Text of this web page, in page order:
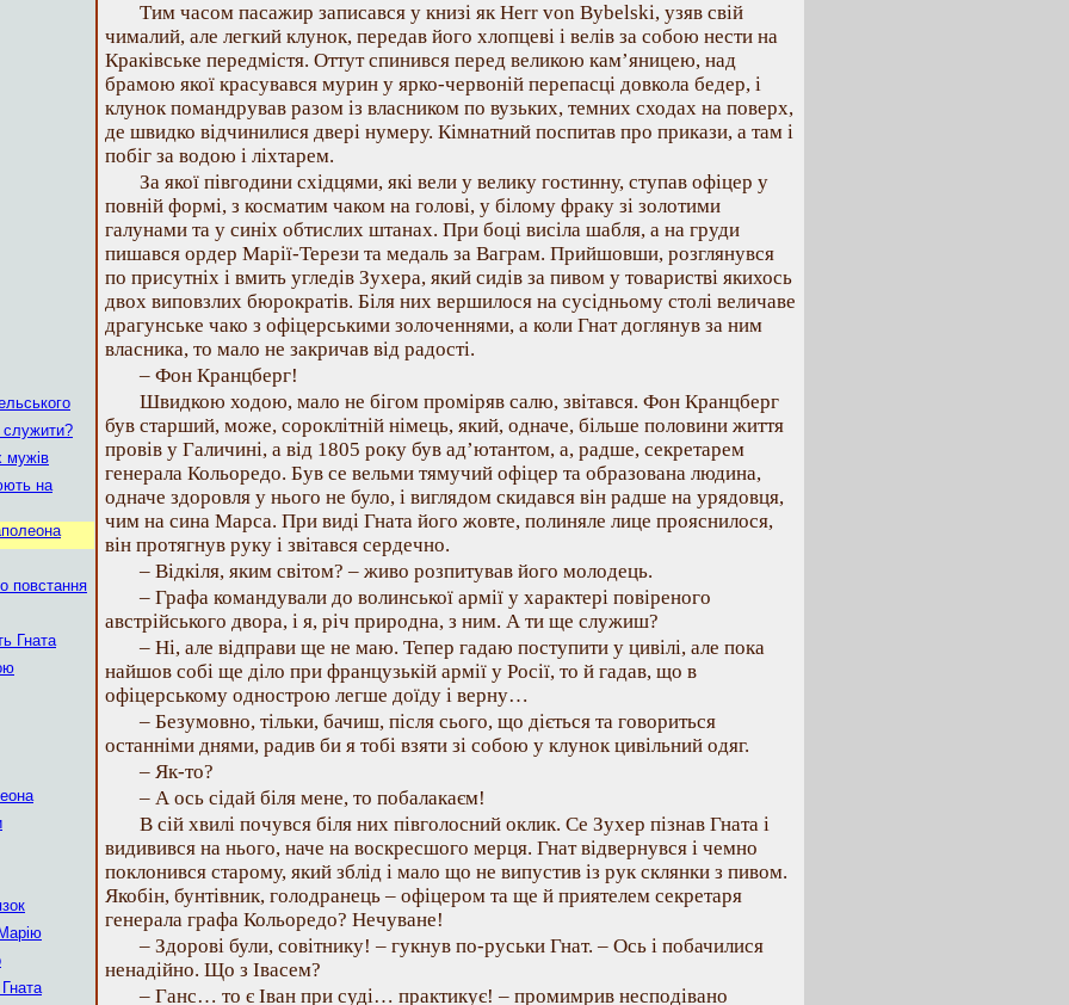
мужів
на
повстання
Гната
Тим часом пасажир записався у книзі як Herr von Bybelski, узяв свій
чималий, але легкий клунок, передав його хлопцеві і велів за собою нести на
Краківське передмістя. Оттут спинився перед великою кам’яницею, над
брамою якої красувався мурин у ярко-червоній перепасці довкола бедер, і
клунок помандрував разом із власником по вузьких, темних сходах на поверх,
де швидко відчинилися двері нумеру. Кімнатний поспитав про прикази, а там і
побіг за водою і ліхтарем.
За якої півгодини східцями, які вели у велику гостинну, ступав офіцер у
повній формі, з косматим чаком на голові, у білому фраку зі золотими
галунами та у синіх обтислих штанах. При боці висіла шабля, а на груди
пишався ордер Марії-Терези та медаль за Ваграм. Прийшовши, розглянувся
по присутніх і вмить угледів Зухера, який сидів за пивом у товаристві якихось
двох виповзлих бюрократів. Біля них вершилося на сусідньому столі величаве
драгунське чако з офіцерськими золоченнями, а коли Гнат доглянув за ним
власника, то мало не закричав від радості.
– Фон Кранцберг!
Швидкою ходою, мало не бігом проміряв салю, звітався. Фон Кранцберг
був старший, може, сороклітній німець, який, одначе, більше половини життя
провів у Галичині, а від 1805 року був ад’ютантом, а, радше, секретарем
генерала Кольоредо. Був се вельми тямучий офіцер та образована людина,
одначе здоровля у нього не було, і виглядом скидався він радше на урядовця,
чим на сина Марса. При виді Гната його жовте, полиняле лице прояснилося,
він протягнув руку і звітався сердечно.
– Відкіля, яким світом? – живо розпитував його молодець.
– Графа командували до волинської армії у характері повіреного
австрійського двора, і я, річ природна, з ним. А ти ще служиш?
– Ні, але відправи ще не маю. Тепер гадаю поступити у цивілі, але пока
найшов собі ще діло при французькій армії у Росії, то й гадав, що в
офіцерському однострою легше доїду і верну…
– Безумовно, тільки, бачиш, після сього, що діється та говориться
останніми днями, радив би я тобі взяти зі собою у клунок цивільний одяг.
– Як-то?
– А ось сідай біля мене, то побалакаєм!
В сій хвилі почувся біля них півголосний оклик. Се Зухер пізнав Гната і
видивився на нього, наче на воскресшого мерця. Гнат відвернувся і чемно
поклонився старому, який зблід і мало що не випустив із рук склянки з пивом.
Якобін, бунтівник, голодранець – офіцером та ще й приятелем секретаря
генерала графа Кольоредо? Нечуване!
– Здорові були, совітнику! – гукнув по-руськи Гнат. – Ось і побачилися
ненадійно. Що з Івасем?
– Ганс… то є Іван при суді… практикує! – промимрив несподівано